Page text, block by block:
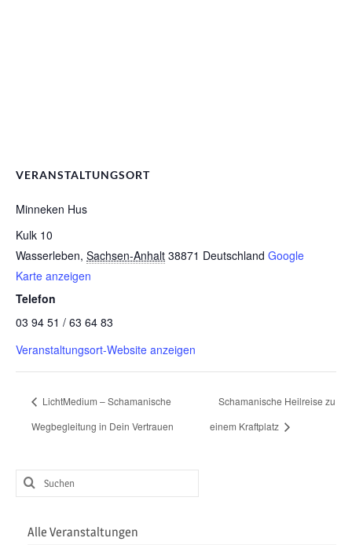
VERANSTALTUNGSORT
Minneken Hus
Kulk 10
Wasserleben, Sachsen-Anhalt 38871 Deutschland Google
Karte anzeigen
Telefon
03 94 51 / 63 64 83
Veranstaltungsort-Website anzeigen
LichtMedium – Schamanische
Wegbegleitung in Dein Vertrauen
Schamanische Heilreise zu
einem Kraftplatz
Suchen
Alle Veranstaltungen